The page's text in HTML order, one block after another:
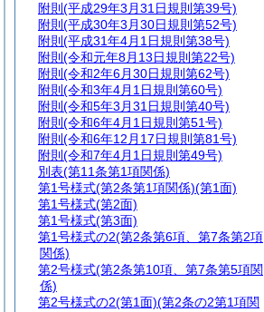
附則 (平成29年3月31日規則第39号)
附則 (平成30年3月30日規則第52号)
附則 (平成31年4月1日規則第38号)
附則 (令和元年8月13日規則第22号)
附則 (令和2年6月30日規則第62号)
附則 (令和3年4月1日規則第60号)
附則 (令和5年3月31日規則第40号)
附則 (令和6年4月1日規則第51号)
附則 (令和6年12月17日規則第81号)
附則 (令和7年4月1日規則第49号)
別表(第11条第1項関係)
第1号様式(第2条第1項関係)(第1面)
第1号様式(第2面)
第1号様式(第3面)
第1号様式の2(第2条第6項、第7条第2項
関係)
第2号様式(第2条第10項、第7条第5項関
係)
第2号様式の2(第1面)(第2条の2第1項関